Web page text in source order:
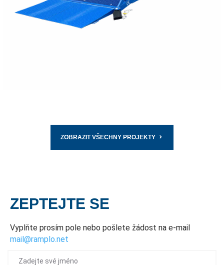
PŘEČTĚTE SI VÍCE
ZOBRAZIT VŠECHNY PROJEKTY
ZEPTEJTE SE
Vyplňte prosím pole nebo pošlete žádost na e-mail
mail@ramplo.net